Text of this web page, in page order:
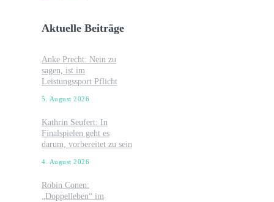
Aktuelle Beiträge
Anke Precht: Nein zu
sagen, ist im
Leistungssport Pflicht
5. August 2026
Kathrin Seufert: In
Finalspielen geht es
darum, vorbereitet zu sein
4. August 2026
Robin Conen:
„Doppelleben“ im